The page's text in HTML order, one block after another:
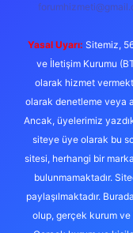
Yasal Uyarı: Sitemiz,
ve İletişim Kurumu
olarak hizmet
olarak denetleme veya
Ancak, üyelerimiz
siteye üye olarak bu
sitesi, herhangi bir
bulunmamaktadır.
paylaşılmaktadır.
olup, gerçek kurum ve